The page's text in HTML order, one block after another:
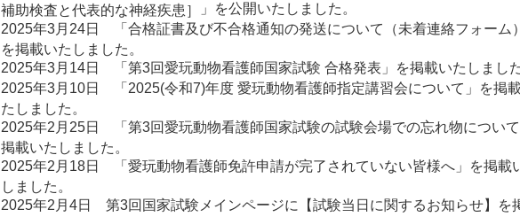
補助検査と代表的な神経疾患］
」を公開いたしました。
2025年3月24日 「 合格証書及び不合格通知の発送について（未着連絡フォーム）
を掲載いたしました。
2025年3月14日 「 第3回愛玩動物看護師国家試験 合格発表 」を掲載いたしました
2025年3月10日 「 2025(令和7)年度 愛玩動物看護師指定講習会について 」を掲
たしました。
2025年2月25日 「 第3回愛玩動物看護師国家試験の試験会場での忘れ物について
掲載いたしました。
2025年2月18日 「 愛玩動物看護師免許申請が完了されていない皆様へ 」を掲載
しました。
2025年2月4日 第3回国家試験メインページに【試験当日に関するお知らせ】を